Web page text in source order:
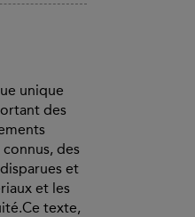
unique
des
des
et
et les
texte,